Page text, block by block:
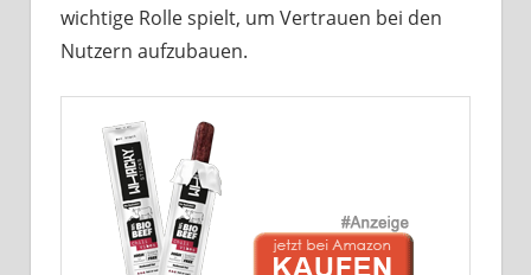
wichtige Rolle spielt, um Vertrauen bei den
Nutzern aufzubauen.